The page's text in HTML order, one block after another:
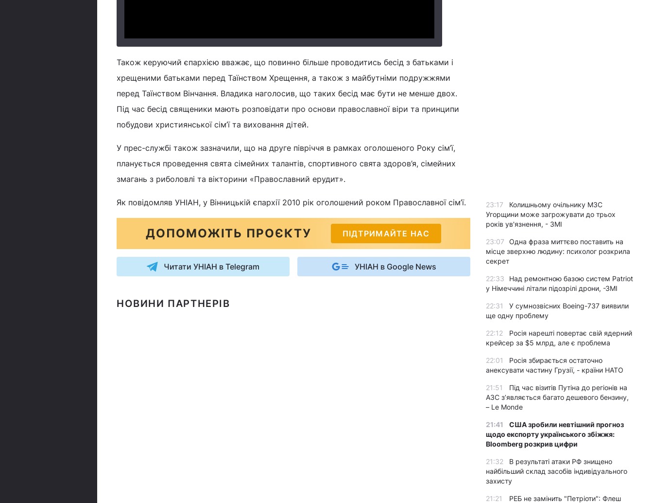
Також керуючий єпархією вважає, що повинно більше проводитись бесід з батьками і
хрещеними батьками перед Таїнством Хрещення, а також з майбутніми подружжями
перед Таїнством Вінчання. Владика наголосив, що таких бесід має бути не менше двох.
Під час бесід священики мають розповідати про основи православної віри та принципи
побудови християнської сім’ї та виховання дітей.
У прес-службі також зазначили, що на друге півріччя в рамках оголошеного Року сім’ї,
планується проведення свята сімейних талантів, спортивного свята здоров’я, сімейних
змагань з риболовлі та вікторини «Православний ерудит».
Як повідомляв УНІАН, у Вінницькій єпархії 2010 рік оголошений роком Православної сім’ї.
ДОПОМОЖІТЬ ПРОЄКТУ ПІДТРИМАЙТЕ НАС
Читати УНІАН в Telegram УНІАН в Google News
НОВИНИ ПАРТНЕРІВ
23:17
Колишньому очільнику МЗС
Угорщини може загрожувати до трьох
років ув'язнення, - ЗМІ
23:07
Одна фраза миттєво поставить на
місце зверхню людину: психолог розкрила
секрет
22:33
Над ремонтною базою систем Patriot
у Німеччині літали підозрілі дрони, -ЗМІ
22:31
У сумнозвісних Boeing-737 виявили
ще одну проблему
22:12
Росія нарешті повертає свій ядерний
крейсер за $5 млрд, але є проблема
22:01
Росія збирається остаточно
анексувати частину Грузії, - країни НАТО
21:51
Під час візитів Путіна до регіонів на
АЗС з’являється багато дешевого бензину,
– Le Monde
21:41
США зробили невтішний прогноз
щодо експорту українського збіжжя:
Bloomberg розкрив цифри
21:32
В результаті атаки РФ знищено
найбільший склад засобів індивідуального
захисту
21:21
РЕБ не замінить "Петріоти": Флеш